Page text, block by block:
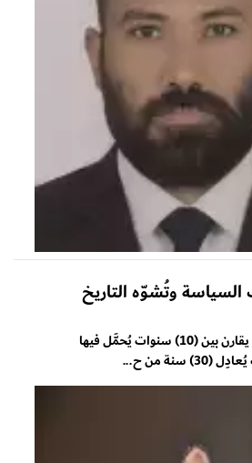
السياسة وتُشوّه التاريخ
إن الطرح الإعلامي الذي يقارن بين (10) سنوات يُحمَّل فيها
سنة من ح...